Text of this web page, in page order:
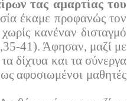
τας αμαρτίας του
έκαμε προφανώς τον
κανέναν δισταγμό
41). Άφησαν, μαζί με
δίχτυα και τα σύνεργα
αφοσιωμένοι μαθητές